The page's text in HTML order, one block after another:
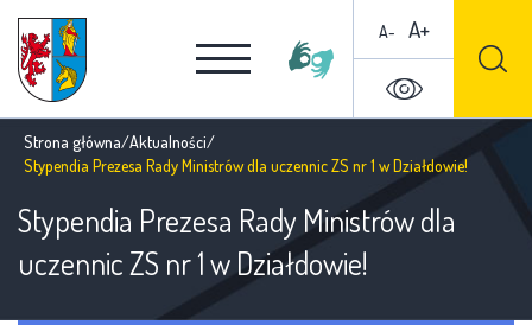
A- A+
Strona główna/Aktualności/
Stypendia Prezesa Rady Ministrów dla uczennic ZS nr 1 w Działdowie!
Stypendia Prezesa Rady Ministrów dla
uczennic ZS nr 1 w Działdowie!